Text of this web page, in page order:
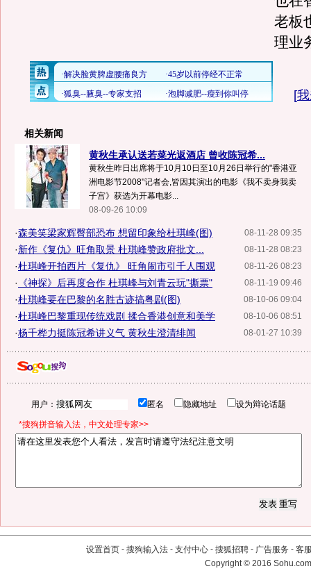
老板
理
[
相关新闻
黄秋生承认送若菜光返酒店 曾收陈冠希...
黄秋生昨日出席将于10月10日至10月26日举行的"香港亚
洲电影节2008"记者会,皆因其演出的电影《我不卖身我卖
子宫》获选为开幕电影...
08-09-26 10:09
08-11-28 09:35
·森美笑梁家辉臀部恐布 想留印象给杜琪峰(图)
08-11-28 08:23
·新作《复仇》旺角取景 杜琪峰赞政府批文...
08-11-26 08:23
·杜琪峰开拍西片《复仇》 旺角闹市引千人围观
08-11-19 09:46
· 《神探》后再度合作 杜琪峰与刘青云玩"撕票"
08-10-06 09:04
·杜琪峰要在巴黎的名胜古迹搞粤剧(图)
08-10-06 08:51
·杜琪峰巴黎重现传统戏剧 揉合香港创意和美学
08-01-27 10:39
·杨千桦力挺陈冠希讲义气 黄秋生澄清绯闻
用户： 匿名 隐藏地址 设为辩论话题
*搜狗拼音输入法，中文处理专家>>
设置首页 - 搜狗输入法 - 支付中心 - 搜狐招聘 - 广告服务 - 客
Copyright©2016